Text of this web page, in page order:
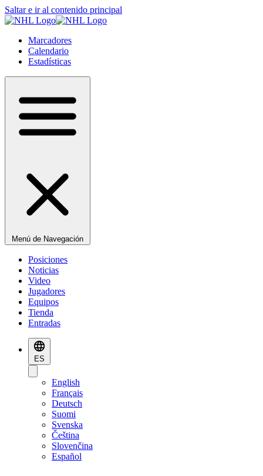
Saltar e ir al contenido principal
Marcadores
Calendario
Estadísticas
Menú de Navegación
Posiciones
Noticias
Video
Jugadores
Equipos
Tienda
Entradas
ES
English
Français
Deutsch
Suomi
Svenska
Čeština
Slovenčina
Español